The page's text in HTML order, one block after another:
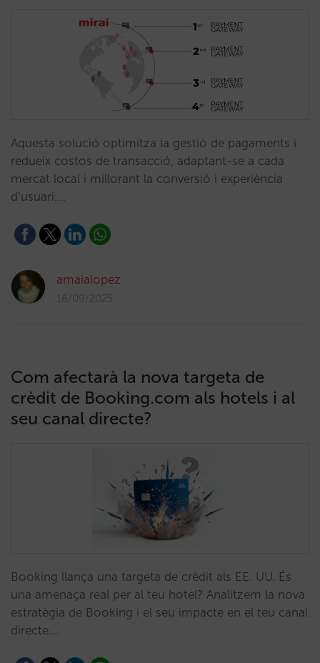
Aquesta solució optimitza la gestió de pagaments i
redueix costos de transacció, adaptant-se a cada
mercat local i millorant la conversió i experiència
d’usuari.…
amaialopez
16/09/2025
Com afectarà la nova targeta de
crèdit de Booking.com als hotels i al
seu canal directe?
Booking llança una targeta de crèdit als EE. UU. És
una amenaça real per al teu hotel? Analitzem la nova
estratègia de Booking i el seu impacte en el teu canal
directe.…